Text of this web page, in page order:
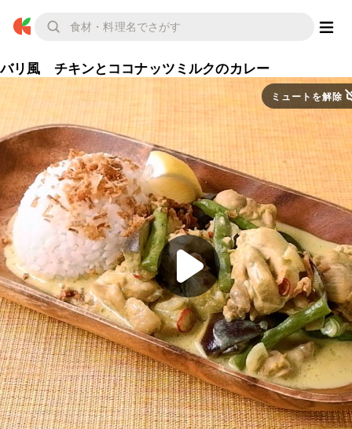
バリ風 チキンとココナッツミルクのカレー
ミュートを解除